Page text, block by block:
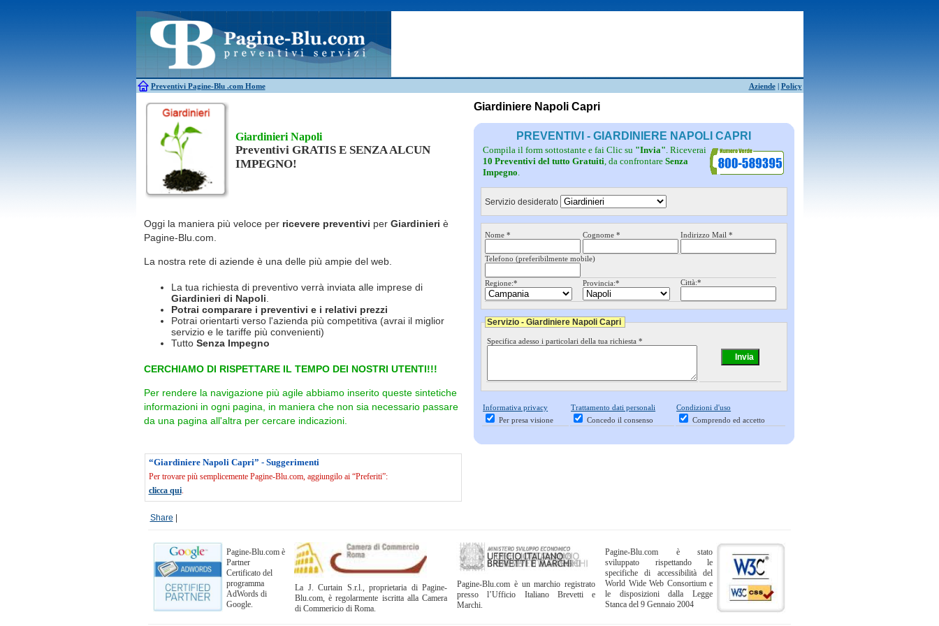
Preventivi Pagine-Blu .com Home Aziende| Policy
Antifurti
Allarme
Bagni chimici
Edilizia Giardinieri
Caldaie
Falegnami Idraulici
Canne fumarie
Parquet
Giardinieri Napoli
Preventivi GRATIS E SENZA ALCUN
IMPEGNO!
Oggi la maniera più veloce per ricevere preventivi per Giardinieri è
Pagine-Blu.com.
La nostra rete di aziende è una delle più ampie del web.
La tua richiesta di preventivo verrà inviata alle imprese di
Giardinieri di Napoli
Potrai comparare i preventivi e i relativi prezzi
Potrai orientarti verso l'azienda più competitiva (avrai il miglior
servizio e le tariffe più convenienti)
Tutto Senza Impegno
CERCHIAMO DI RISPETTARE IL TEMPO DEI NOSTRI UTENTI!!!
Per rendere la navigazione più agile abbiamo inserito queste sintetiche
informazioni in ogni pagina, in maniera che non sia necessario passare
da una pagina all'altra per cercare indicazioni.
“Giardiniere Napoli Capri” - Suggerimenti
Per trovare più semplicemente Pagine-Blu.com, aggiungilo ai “Preferiti”:
clicca qui.
Share
Giardiniere Napoli Capri
PREVENTIVI - GIARDINIERE NAPOLI CAPRI
Compila il form sottostante e fai Clic su "Invia". Riceverai
10 Preventivi del tutto Gratuiti, da confrontareSenza
Impegno.
Servizio desiderato
Nome * Cognome * Indirizzo Mail *
Telefono (preferibilmente mobile)
Regione:* Provincia:* Città:*
Servizio - Giardiniere Napoli Capri
Specifica adesso i particolari della tua richiesta *
Informativa privacy
Per presa visione
Trattamento dati personali
Concedo il consenso
Condizioni d'uso
Comprendo ed accetto
Pagine-Blu.com è
Partner
Certificato del
programma
AdWords di
Google.
La J. Curtain S.r.l., proprietaria di Pagine-
Blu.com, è regolarmente iscritta alla Camera
di Commericio di Roma.
Pagine-Blu.com è un marchio registrato
presso l’Ufficio Italiano Brevetti e
Marchi.
Pagine-Blu.com è stato
sviluppato rispettando le
specifiche di accessibilità del
World Wide Web Consortium e
le disposizioni dalla Legge
Stanca del 9 Gennaio 2004